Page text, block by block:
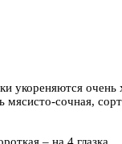
укореняются
сочная,